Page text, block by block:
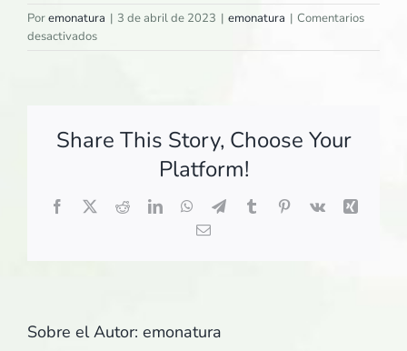
Poremonatura | 3 de abril de 2023 | emonatura | Comentarios
desactivadosen
Share This Story, Choose Your
Platform!
Facebook
X RedditLinkedInWhatsApp
TelegramTumblrPinterest
Vk
Xing
Correo
Sobre el Autor: emonatura